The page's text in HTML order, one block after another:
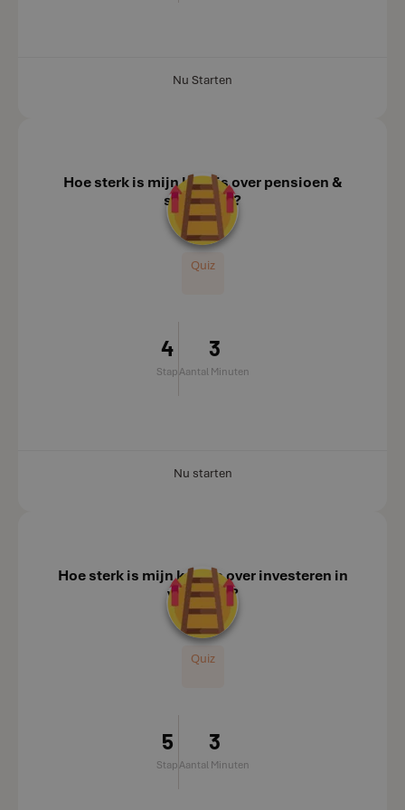
Nu Starten
Hoe sterk is mijn kennis over pensioen &
successie?
Quiz
4
Stap
3
Aantal Minuten
Nu starten
Hoe sterk is mijn kennis over investeren in
vastgoed?
Quiz
5
Stap
3
Aantal Minuten